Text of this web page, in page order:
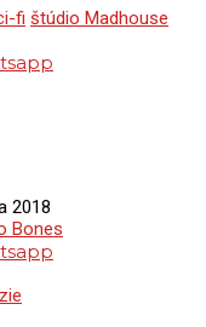
fi štúdio Madhouse
2018
Bones